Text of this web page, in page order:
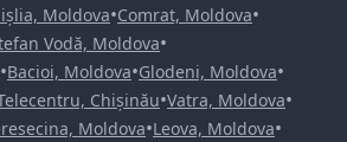
Moldova•Comrat, Moldova•
Vodă, Moldova•
•Bacioi, Moldova•Glodeni, Moldova•
Chișinău•Vatra, Moldova•
Moldova•Leova, Moldova•